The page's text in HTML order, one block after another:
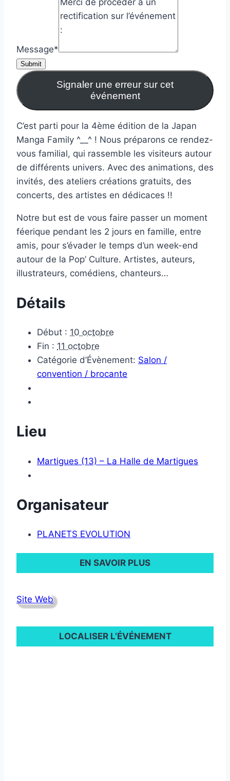
Message*
Submit
Signaler une erreur sur cet
événement
C’est parti pour la 4ème édition de la Japan
Manga Family ^__^ ! Nous préparons ce rendez-
vous familial, qui rassemble les visiteurs autour
de différents univers. Avec des animations, des
invités, des ateliers créations gratuits, des
concerts, des artistes en dédicaces !!
Notre but est de vous faire passer un moment
féerique pendant les 2 jours en famille, entre
amis, pour s’évader le temps d’un week-end
autour de la Pop’ Culture. Artistes, auteurs,
illustrateurs, comédiens, chanteurs…
Détails
Début : 10 octobre
Fin : 11 octobre
Catégorie d’Évènement: Salon /
convention / brocante
Lieu
Martigues (13) – La Halle de Martigues
Organisateur
PLANETS EVOLUTION
EN SAVOIR PLUS
Site Web
LOCALISER L’ÉVÉNEMENT